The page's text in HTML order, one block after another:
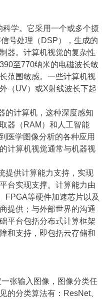
学。它采用一个或多个摄
号处理（DSP），生成的
器。计算机视觉的复杂性
至770纳米的电磁波长敏
范围敏感。一些计算机视
（UV）或X射线波长下起
的计算机，这种深度感知
器（RAM）和人工智能
医学图像分析的各种应用
计算机视觉通常与机器视
提供计算能力支持，实现
台实现支撑。计算能力由
FPGA等硬件加速芯片以及
提供；与外部世界的沟通
平台包括分布式计算框架
和支持，即包括云存储和
张输入图像，图像分类任
的分类算法有：ResNet、